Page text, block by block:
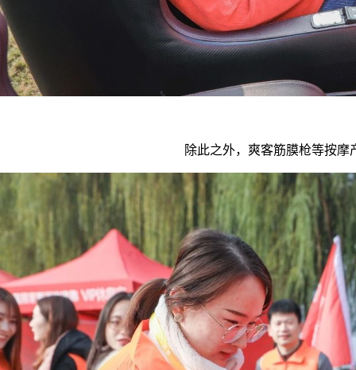
除此之外，爽客筋膜枪等按